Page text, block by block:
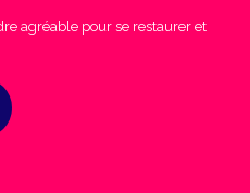
agréable pour se restaurer et